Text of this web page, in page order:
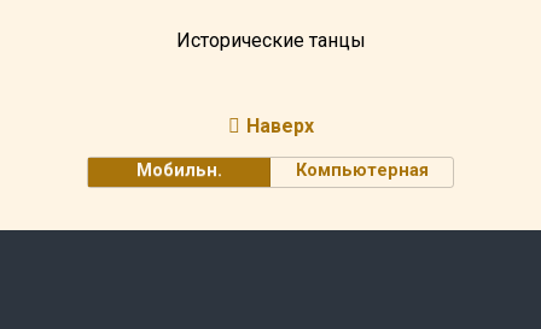
Исторические танцы
Наверх
Мобильн. Компьютерная